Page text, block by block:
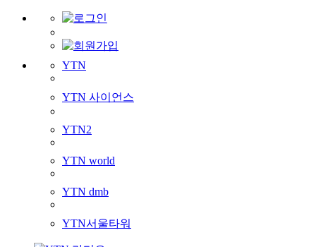
YTN
YTN 사이언스
YTN2
YTN world
YTN dmb
YTN서울타워